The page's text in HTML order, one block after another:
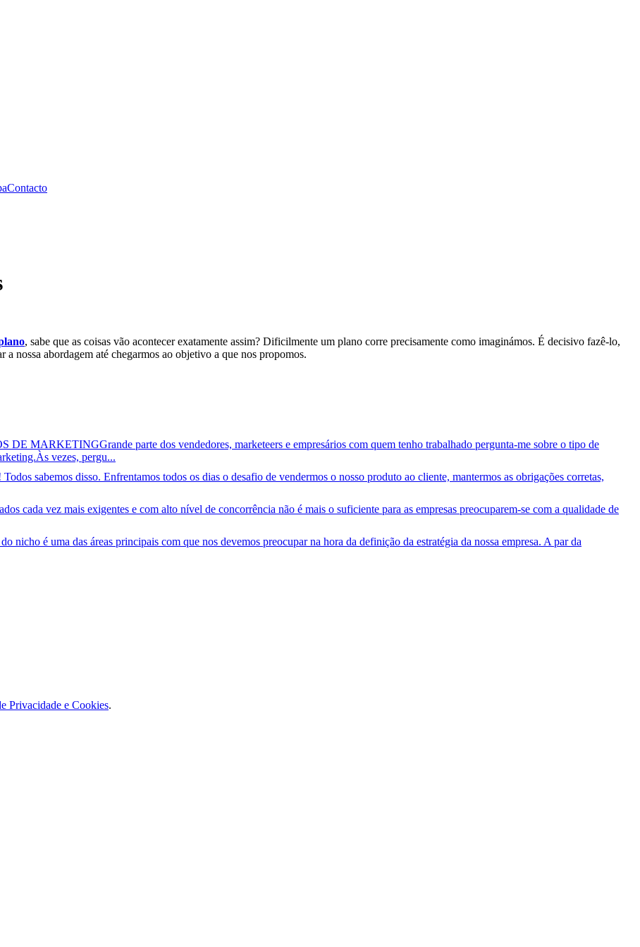
Contacto
, sabe que as coisas vão acontecer exatamente assim? Dificilmente um plano corre precisamente como imaginámos. É decisivo fazê-lo,
nossa abordagem até chegarmos ao objetivo a que nos propomos.
DE MARKETINGGrande parte dos vendedores, marketeers e empresários com quem tenho trabalhado pergunta-me sobre o tipo de
vezes, pergu...
sabemos disso. Enfrentamos todos os dias o desafio de vendermos o nosso produto ao cliente, mantermos as obrigações corretas,
cada vez mais exigentes e com alto nível de concorrência não é mais o suficiente para as empresas preocuparem-se com a qualidade de
nicho é uma das áreas principais com que nos devemos preocupar na hora da definição da estratégia da nossa empresa. A par da
Privacidade e Cookies.